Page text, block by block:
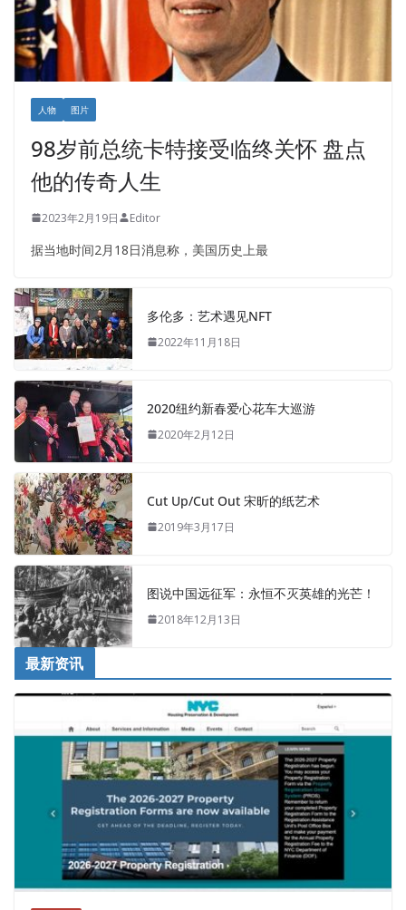
人物 图片
98岁前总统卡特接受临终关怀 盘点
他的传奇人生
2023年2月19日 Editor
据当地时间2月18日消息称，美国历史上最
多伦多：艺术遇见NFT
2022年11月18日
2020纽约新春爱心花车大巡游
2020年2月12日
Cut Up/Cut Out 宋昕的纸艺术
2019年3月17日
图说中国远征军：永恒不灭英雄的光芒！
2018年12月13日
最新资讯